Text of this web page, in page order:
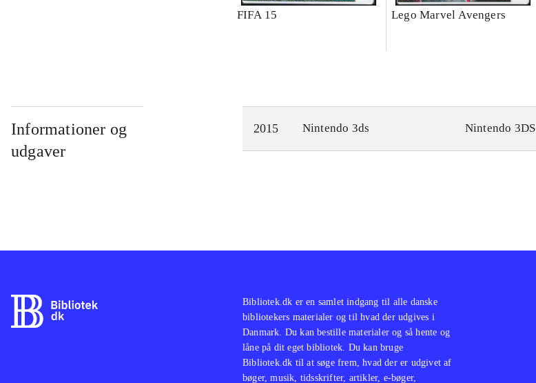
FIFA 15 Lego Marvel Avengers
Informationer og
udgaver
2015 Nintendo 3ds Nintendo 3DS
Bibliotek.dk er en samlet indgang til alle danske
bibliotekers materialer og til hvad der udgives i
Danmark. Du kan bestille materialer og så hente og
låne på dit eget bibliotek. Du kan bruge
Bibliotek.dk til at søge frem, hvad der er udgivet af
bøger, musik, tidsskrifter, artikler, e-bøger,